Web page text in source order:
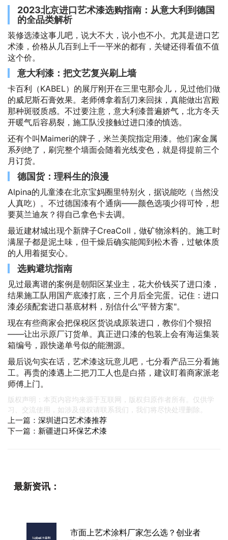
2023北京进口艺术漆选购指南：从意大利到德国
的全品类解析
装修选漆这事儿吧，说大不大，说小也不小。尤其是进口艺
术漆，价格从几百到上千一平米的都有，关键还得看值不值
这个价。
意大利漆：把文艺复兴刷上墙
卡百利（KABEL）的展厅刚开在三里屯那会儿，见过他们做
的威尼斯石膏效果。老师傅拿着刮刀来回抹，真能做出宫殿
那种斑驳质感。不过要注意，意大利漆普遍娇气，北方冬天
开暖气后容易裂，施工队没接触过进口漆的慎选。
还有个叫Maimeri的牌子，米兰美院指定用漆。他们家金属
系列绝了，刷完整个墙面会随着光线变色，就是得提前三个
月订货。
德国货：理科生的浪漫
Alpina的儿童漆在北京宝妈圈里特别火，据说能吃（当然没
人真吃）。不过德国漆有个通病——颜色选项少得可怜，想
要莫兰迪灰？得自己拿色卡去调。
最近建材城出现个新牌子CreaColl，做矿物涂料的。施工时
满屋子都是泥土味，但干燥后确实能闻到松木香，过敏体质
的人用着挺安心。
选购避坑指南
见过最离谱的案例是朝阳区某业主，花大价钱买了进口漆，
结果施工队用国产底漆打底，三个月后全完蛋。记住：进口
漆必须配套进口基底材料，别信什么"平替方案"。
现在有些商家会把保税区货说成原装进口，教你们个狠招
——让出示原厂订货单。真正进口漆的包装上会有海运集装
箱编号，跟快递单号似的能溯源。
最后说句实在话，艺术漆这玩意儿吧，七分看产品三分看施
工。再贵的漆遇上二把刀工人也是白搭，建议盯着商家派老
师傅上门。
版权声明：本页内容均来源于互联网，版权归原作者所有。仅供学
习、交流使用，如涉及侵权请联系我们，我们将尽快处理删除。
上一篇： 深圳进口艺术漆推荐
下一篇： 新疆进口环保艺术漆
最新资讯：
市面上艺术涂料厂家怎么选？创业者